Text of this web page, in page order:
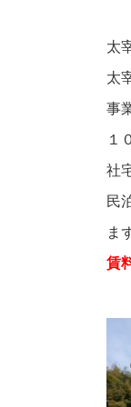
太
太
事
１
社
民
ま
賃